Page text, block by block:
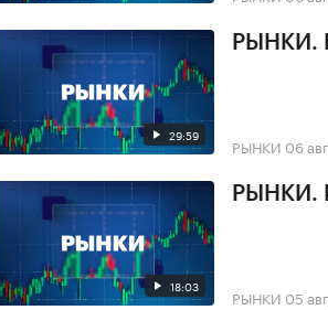
29:59
РЫНКИ.
РЫНКИ 06
18:03
РЫНКИ.
РЫНКИ 05